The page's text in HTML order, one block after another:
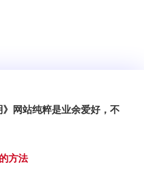
网站纯粹是业余爱好，不
方法